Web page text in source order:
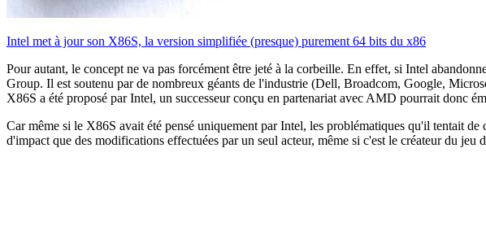
Intel met à jour son X86S, la version simplifiée (presque) purement 64 bits du x86
Pour autant, le concept ne va pas forcément être jeté à la corbeille. En effet, si Intel
Group. Il est soutenu par de nombreux géants de l'industrie (Dell, Broadcom, Google,
X86S a été proposé par Intel, un successeur conçu en partenariat avec AMD pourrait donc
Car même si le X86S avait été pensé uniquement par Intel, les problématiques qu'il tentait
d'impact que des modifications effectuées par un seul acteur, même si c'est le créateur du jeu